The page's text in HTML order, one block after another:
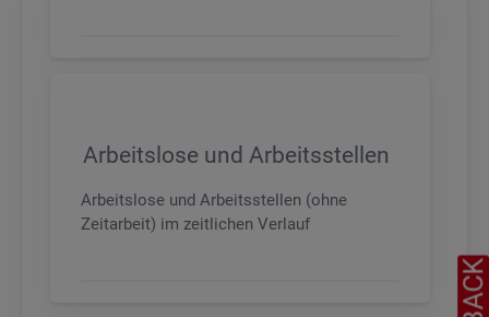
Arbeitslose und Arbeitsstellen
Arbeitslose und Arbeitsstellen (ohne
Zeitarbeit) im zeitlichen Verlauf